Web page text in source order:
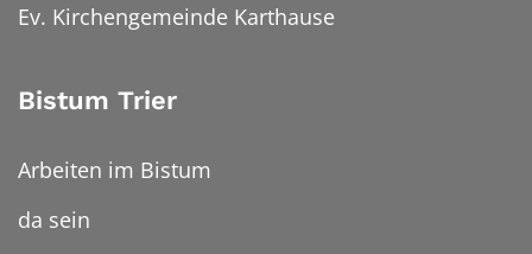
Ev. Kirchengemeinde Karthause
Bistum Trier
Arbeiten im Bistum
da sein